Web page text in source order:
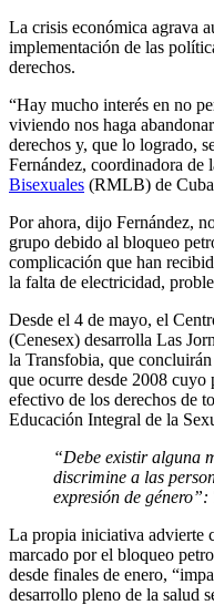
La crisis económica agrava
implementación de las
derechos.
“Hay mucho interés en no
viviendo nos haga
derechos y, que lo logrado,
Fernández, coordinadora de
Bisexuales (RMLB) de
Por ahora, dijo Fernández,
grupo debido al bloqueo
complicación que han
la falta de electricidad,
Desde el 4 de mayo, el
(Cenesex) desarrolla Las
la Transfobia, que
que ocurre desde 2008
efectivo de los derechos de
Educación Integral de la
“Debe existir alguna
discrimine a las
expresión de género”:
La propia iniciativa advierte
marcado por el bloqueo
desde finales de enero,
desarrollo pleno de la salud